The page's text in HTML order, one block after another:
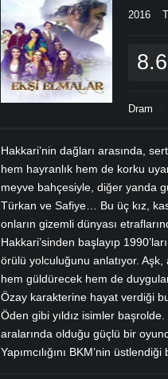
2016
8.6
Dram
Hakkari’nin dağları arasında,
hem hayranlık hem de korku
meyve bahçesiyle, diğer yanda
Türkan ve Safiye… Bu üç kız,
onların gizemli dünyası
Hakkari’sinden başlayıp
örülü yolculuğunu anlatıyor.
hem güldürecek hem de
Özay karakterine hayat verdiği
Öden gibi yıldız isimler
aralarında olduğu güçlü bir
Yapımcılığını BKM’nin